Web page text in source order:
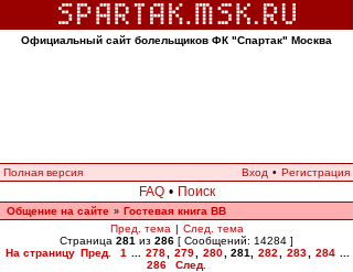
Официальный сайт болельщиков ФК "Спартак" Москва
Полная версия Вход • Регистрация
FAQ • Поиск
Общение на сайте » Гостевая книга ВВ
Пред. тема | След. тема
Страница 281 из 286 [ Сообщений: 14284 ]
На страницу Пред. 1 278 279 280 281 282 283 284
286
След.